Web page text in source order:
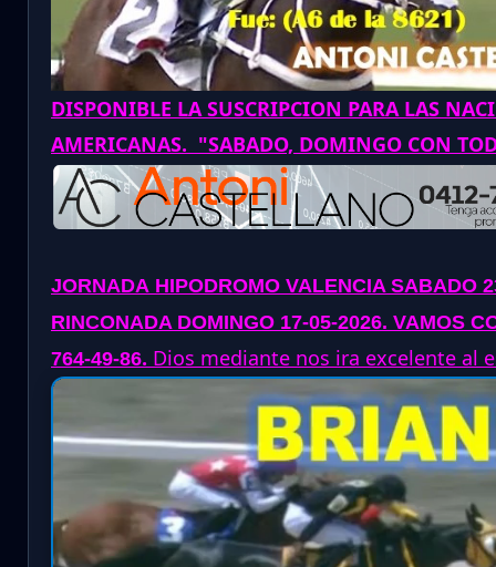
DISPONIBLE LA SUSCRIPCION PARA LAS
AMERICANAS. "SABADO, DOMINGO CON
JORNADA HIPODROMO VALENCIA SABADO
RINCONADA DOMINGO 17-05-2026. VAMOS
764-49-86. Dios mediante nos ira excelente al